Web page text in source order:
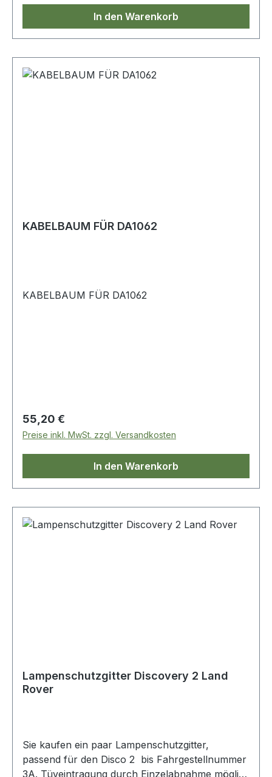
In den Warenkorb
KABELBAUM FÜR DA1062
KABELBAUM FÜR DA1062
Regulärer Preis:
55,20 €
Preise inkl. MwSt. zzgl. Versandkosten
In den Warenkorb
Lampenschutzgitter Discovery 2 Land
Rover
Sie kaufen ein paar Lampenschutzgitter,
passend für den Disco 2 bis Fahrgestellnummer
3A. Tüveintragung durch Einzelabnahme möglic.